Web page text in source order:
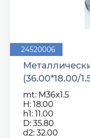
24520006
(36.00*18.00/
mt: M36x1.5
H: 18.00
h1: 11.00
D: 35.80
d2: 32.00